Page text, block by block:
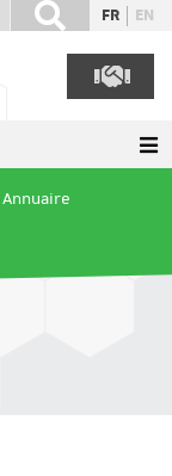
FR EN
Annuaire